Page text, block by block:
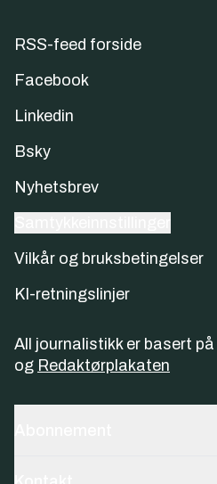
RSS-feed forside
Facebook
Linkedin
Bsky
Nyhetsbrev
Vilkår og bruksbetingelser
KI-retningslinjer
All journalistikk er basert på
og Redaktørplakaten